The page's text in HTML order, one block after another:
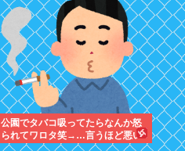
公園でタバコ吸ってたらなんか怒
られてワロタ笑→…言うほど悪い
か？